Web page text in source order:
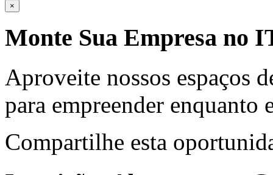
×
Monte Sua Empresa no
Aproveite nossos espaços
para empreender enquanto
Compartilhe esta